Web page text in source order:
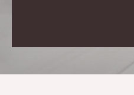
Met 24Trains.tv
Content creatie en